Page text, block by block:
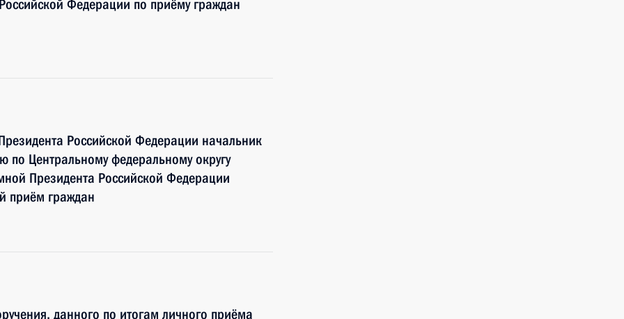
Федерации по приёму граждан
Российской Федерации начальник
по Центральному федеральному округу
Президента Российской Федерации
приём граждан
данного по итогам личного приёма